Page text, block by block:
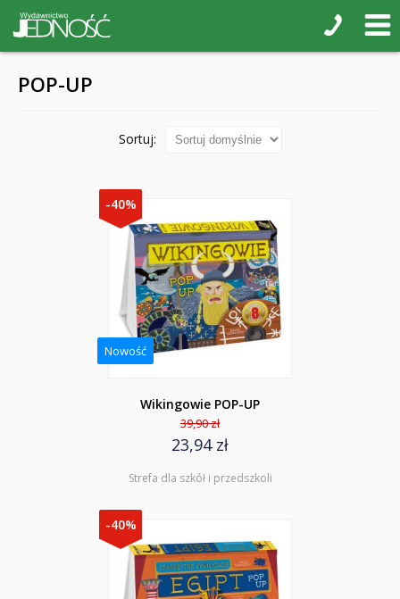
POP-UP
Sortuj:
-40%
Nowość
Wikingowie POP-UP
39,90 zł
23,94 zł
Strefa dla szkół i przedszkoli
-40%